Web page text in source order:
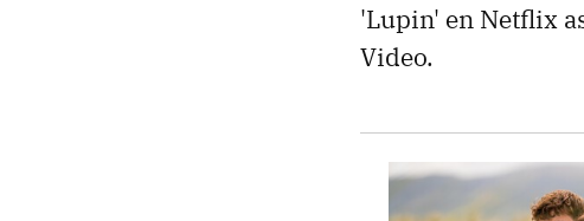
'Lupin' en Netflix
Video.